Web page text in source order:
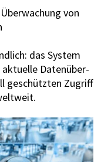
von
das System
Datenüber­
geschützten Zugriff